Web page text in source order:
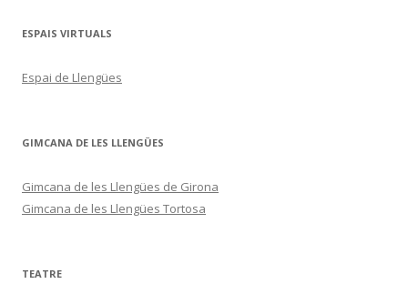
ESPAIS VIRTUALS
Espai de Llengües
GIMCANA DE LES LLENGÜES
Gimcana de les Llengües de Girona
Gimcana de les Llengües Tortosa
TEATRE